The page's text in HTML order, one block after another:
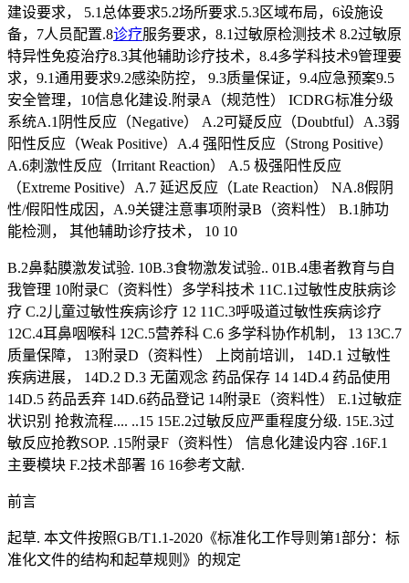
建设要求， 5.1总体要求5.2场所要求.5.3区域布局，6设施设
备，7人员配置.8诊疗服务要求，8.1过敏原检测技术 8.2过敏原
特异性免疫治疗8.3其他辅助诊疗技术，8.4多学科技术9管理要
求，9.1通用要求9.2感染防控， 9.3质量保证，9.4应急预案9.5
安全管理，10信息化建设.附录A（规范性） ICDRG标准分级
系统A.1阴性反应（Negative） A.2可疑反应（Doubtful）A.3弱
阳性反应（Weak Positive）A.4 强阳性反应（Strong Positive）
A.6刺激性反应（Irritant Reaction） A.5 极强阳性反应
（Extreme Positive）A.7 延迟反应（Late Reaction） NA.8假阴
性/假阳性成因，A.9关键注意事项附录B（资料性） B.1肺功
能检测， 其他辅助诊疗技术， 10 10
B.2鼻黏膜激发试验. 10B.3食物激发试验.. 01B.4患者教育与自
我管理 10附录C（资料性）多学科技术 11C.1过敏性皮肤病诊
疗 C.2儿童过敏性疾病诊疗 12 11C.3呼吸道过敏性疾病诊疗
12C.4耳鼻咽喉科 12C.5营养科 C.6 多学科协作机制， 13 13C.7
质量保障， 13附录D（资料性） 上岗前培训， 14D.1 过敏性
疾病进展， 14D.2 D.3 无菌观念 药品保存 14 14D.4 药品使用
14D.5 药品丢弃 14D.6药品登记 14附录E（资料性） E.1过敏症
状识别 抢救流程.... ..15 15E.2过敏反应严重程度分级. 15E.3过
敏反应抢教SOP. .15附录F（资料性） 信息化建设内容 .16F.1
主要模块 F.2技术部署 16 16参考文献.
前言
起草. 本文件按照GB/T1.1-2020《标准化工作导则第1部分：标
准化文件的结构和起草规则》的规定